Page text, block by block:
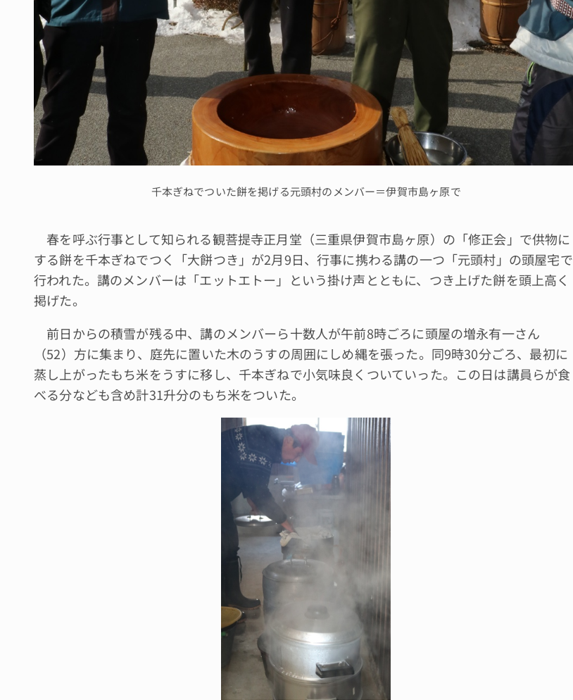
千本ぎねでついた餅を掲げる元頭村のメンバー＝伊賀市島ヶ原で
春を呼ぶ行事として知られる観菩提寺正月堂（三重県伊賀市島ヶ原）の「修正会」で供物に
する餅を千本ぎねでつく「大餅つき」が2月9日、行事に携わる講の一つ「元頭村」の頭屋宅で
行われた。講のメンバーは「エットエトー」という掛け声とともに、つき上げた餅を頭上高く
掲げた。
前日からの積雪が残る中、講のメンバーら十数人が午前8時ごろに頭屋の増永有一さん
（52）方に集まり、庭先に置いた木のうすの周囲にしめ縄を張った。同9時30分ごろ、最初に
蒸し上がったもち米をうすに移し、千本ぎねで小気味良くついていった。この日は講員らが食
べる分なども含め計31升分のもち米をついた。